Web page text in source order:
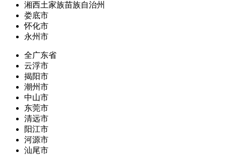
湘西土家族苗族自治州
娄底市
怀化市
永州市
全广东省
云浮市
揭阳市
潮州市
中山市
东莞市
清远市
阳江市
河源市
汕尾市